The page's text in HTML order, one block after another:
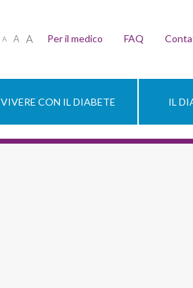
A A A Per il medico FAQ
VIVERE CON IL DIABETE IL